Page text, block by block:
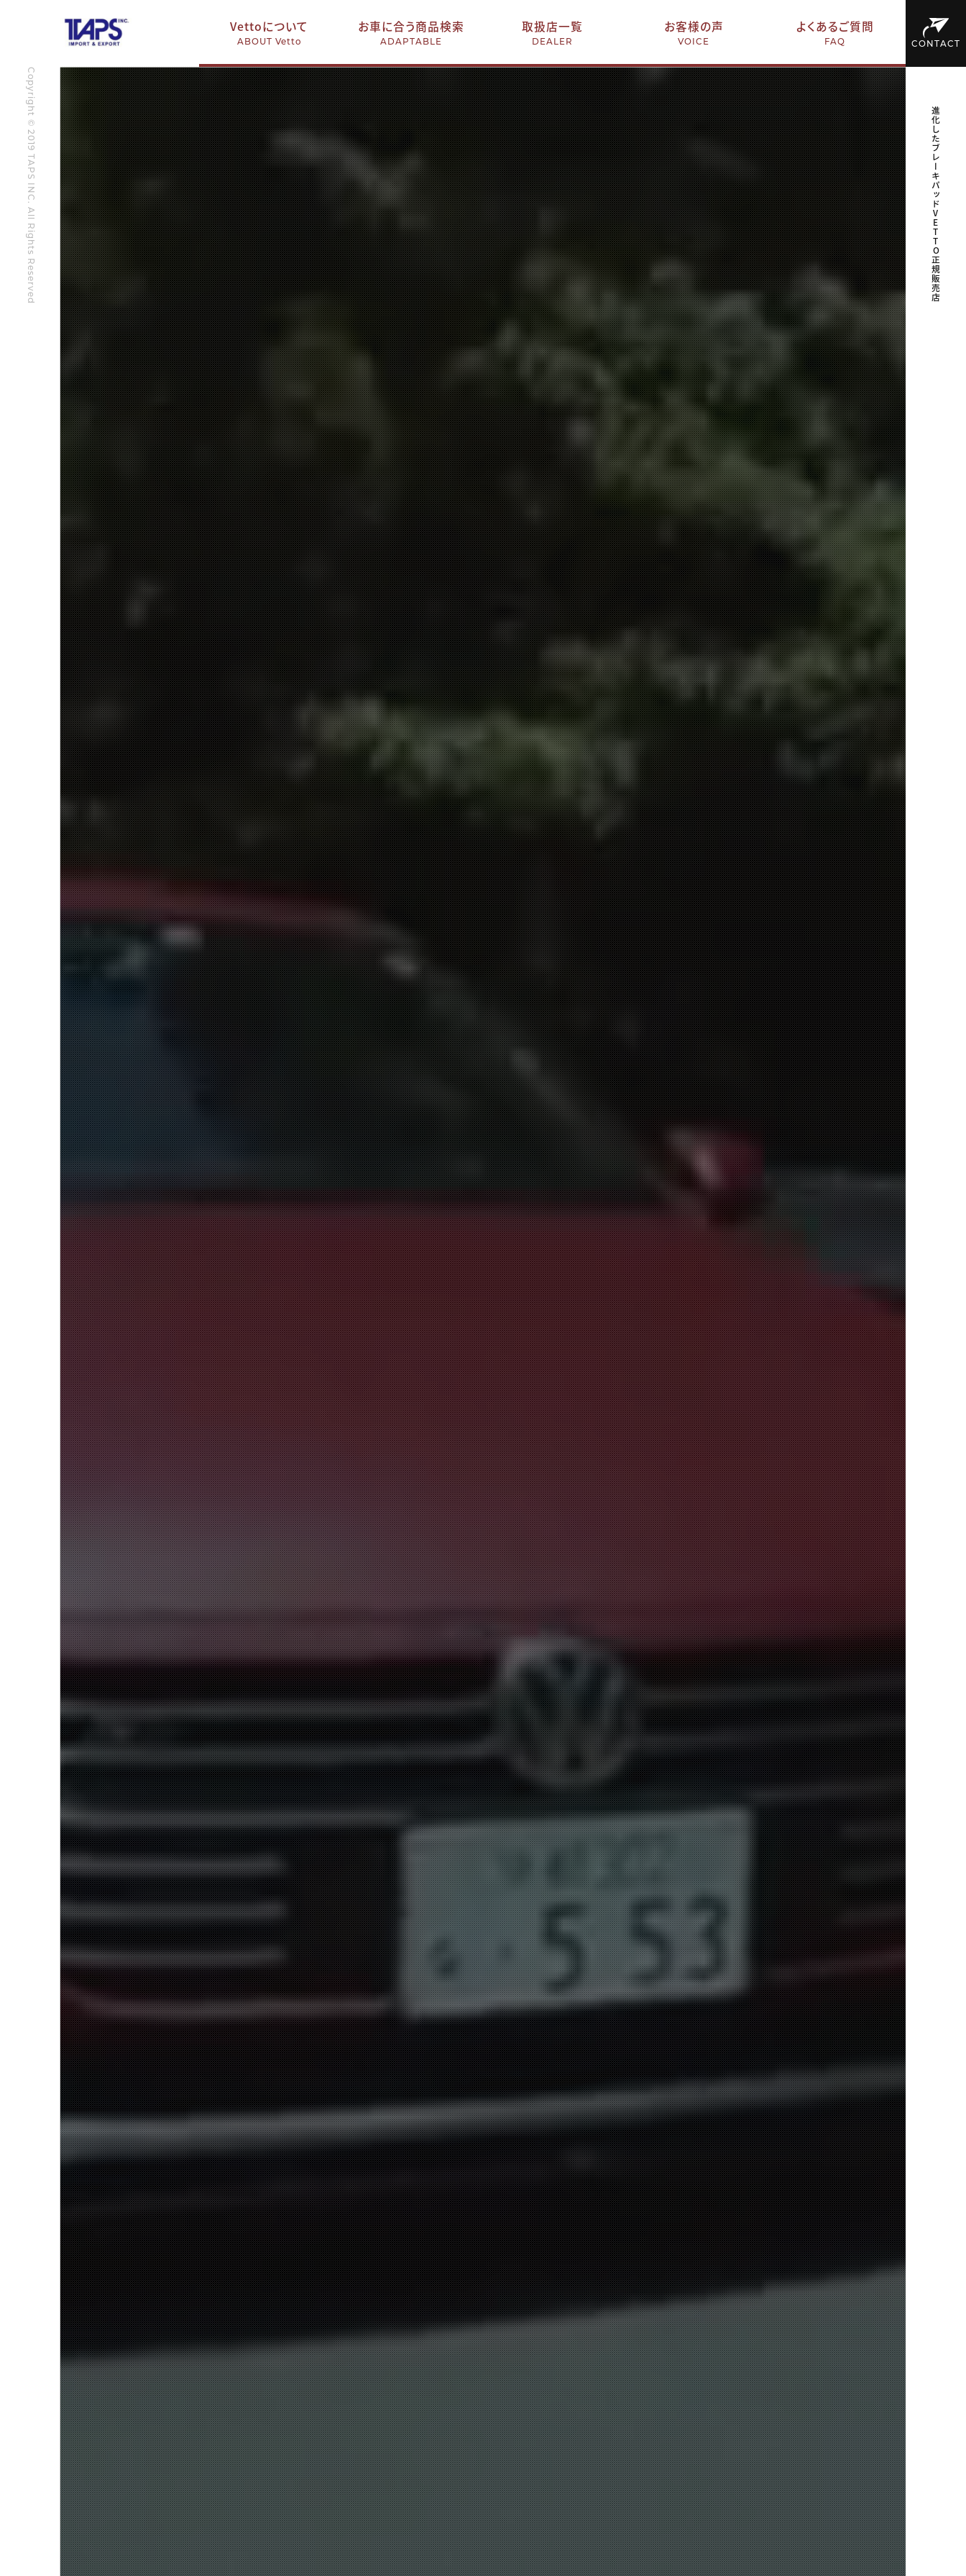
Vettoについて
ABOUT Vetto
お車に合う商品検索
ADAPTABLE
取扱店一覧
DEALER
お客様の声
VOICE
よくあるご質問
FAQ
Copyright © 2019 TAPS INC. All Rights Reserved
CONTACT
進化したブレーキパッドVETTO正規販売店